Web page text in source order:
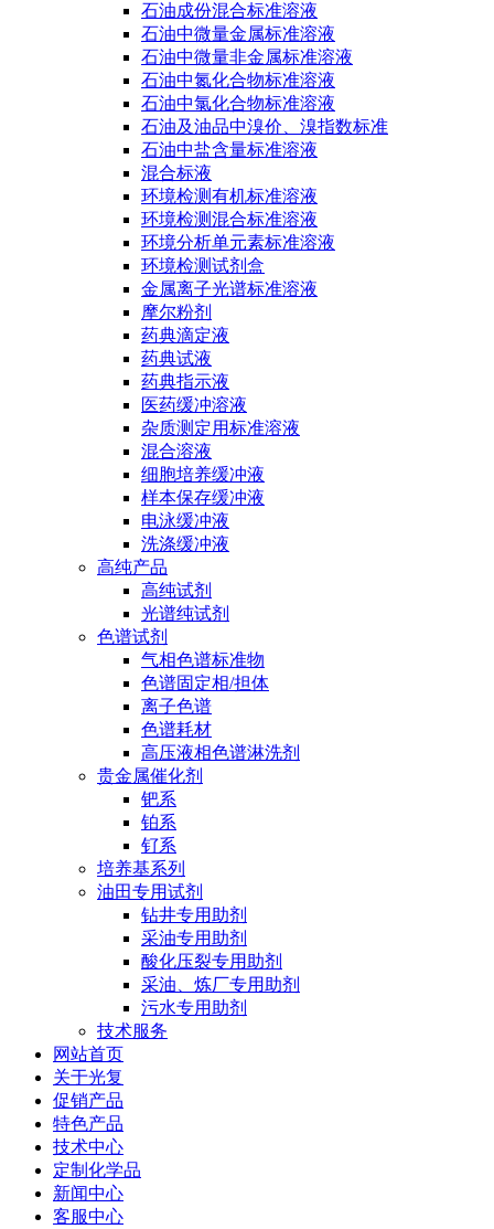
石油成份混合标准溶液
石油中微量金属标准溶液
石油中微量非金属标准溶液
石油中氮化合物标准溶液
石油中氯化合物标准溶液
石油及油品中溴价、溴指数标准
石油中盐含量标准溶液
混合标液
环境检测有机标准溶液
环境检测混合标准溶液
环境分析单元素标准溶液
环境检测试剂盒
金属离子光谱标准溶液
摩尔粉剂
药典滴定液
药典试液
药典指示液
医药缓冲溶液
杂质测定用标准溶液
混合溶液
细胞培养缓冲液
样本保存缓冲液
电泳缓冲液
洗涤缓冲液
高纯产品
高纯试剂
光谱纯试剂
色谱试剂
气相色谱标准物
色谱固定相/担体
离子色谱
色谱耗材
高压液相色谱淋洗剂
贵金属催化剂
钯系
铂系
钌系
培养基系列
油田专用试剂
钻井专用助剂
采油专用助剂
酸化压裂专用助剂
采油、炼厂专用助剂
污水专用助剂
技术服务
网站首页
关于光复
促销产品
特色产品
技术中心
定制化学品
新闻中心
客服中心